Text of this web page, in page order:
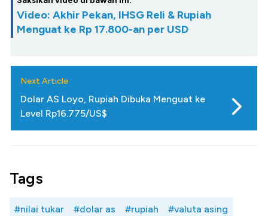
Video: Akhir Pekan, IHSG Reli & Rupiah
Menguat ke Rp 17.800-an per USD
Next Article
Dolar AS Loyo, Rupiah Dibuka Menguat ke
Level Rp16.775/US$
Tags
#nilai tukar #dolar as #rupiah #valuta asing